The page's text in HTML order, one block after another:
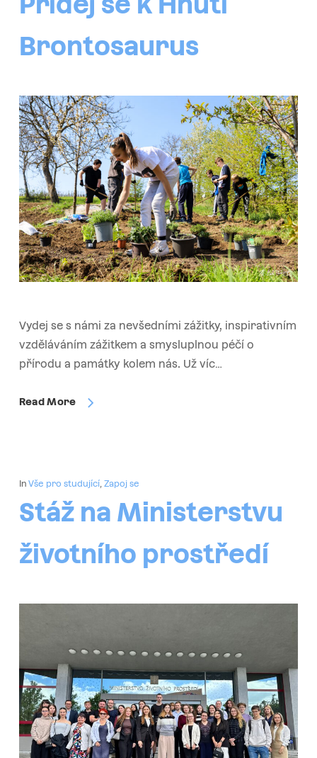
Brontosaurus
Vydej se s námi za nevšedními zážitky, inspirativním
vzděláváním zážitkem a smysluplnou péčí o
přírodu a památky kolem nás. Už víc…
Read More
In Vše pro studující, Zapoj se
Stáž na Ministerstvu
životního prostředí